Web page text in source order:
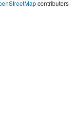
contributors